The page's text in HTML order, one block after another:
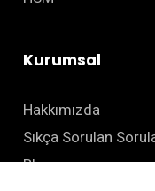
Kurumsal
Hakkımızda
Sıkça Sorulan
Blog